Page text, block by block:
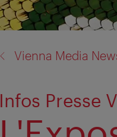
Vienna Media
Infos Presse